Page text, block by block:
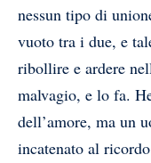
nessun tipo di
vuoto tra i due, e
ribollire e ardere
malvagio, e lo fa.
dell’amore, ma un
incatenato al